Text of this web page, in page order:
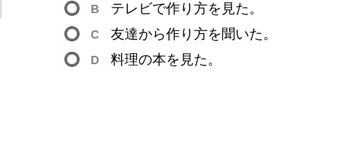
B テレビで作り 方を 見た。
C 友達から作り 方を聞いた。
D 料理の本を 見た。